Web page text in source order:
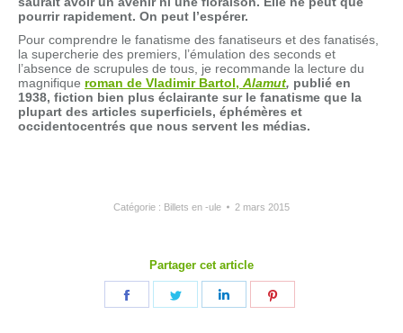
pourrir rapidement. On peut l’espérer.
Pour comprendre le fanatisme des fanatiseurs et des fanatisés,
la supercherie des premiers, l’émulation des seconds et
l’absence de scrupules de tous, je recommande la lecture du
magnifique roman de Vladimir Bartol, Alamut, publié en
1938, fiction bien plus éclairante sur le fanatisme que la
plupart des articles superficiels, éphémères et
occidentocentrés que nous servent les médias.
Catégorie : Billets en -ule 2 mars 2015
Partager cet article
Partager Partager Partager